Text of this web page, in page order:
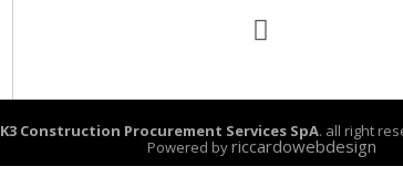
K3 Construction Procurement Services SpA. all right
Powered byriccardowebdesign